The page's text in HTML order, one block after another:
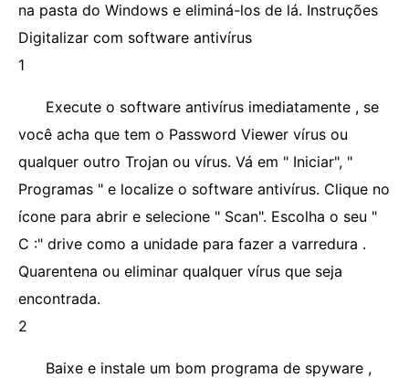
na pasta do Windows e eliminá-los de lá. Instruções
Digitalizar com software antivírus
1
Execute o software antivírus imediatamente , se
você acha que tem o Password Viewer vírus ou
qualquer outro Trojan ou vírus. Vá em " Iniciar", "
Programas " e localize o software antivírus. Clique no
ícone para abrir e selecione " Scan". Escolha o seu "
C :" drive como a unidade para fazer a varredura .
Quarentena ou eliminar qualquer vírus que seja
encontrada.
2
Baixe e instale um bom programa de spyware ,